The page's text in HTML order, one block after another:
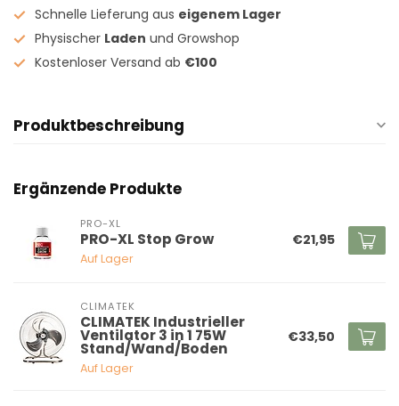
Schnelle Lieferung aus eigenem Lager
Physischer Laden und Growshop
Kostenloser Versand ab €100
Produktbeschreibung
Ergänzende Produkte
PRO-XL
PRO-XL Stop Grow
Auf Lager
€21,95
CLIMATEK
CLIMATEK Industrieller
Ventilator 3 in 1 75W
Stand/Wand/Boden
Auf Lager
€33,50